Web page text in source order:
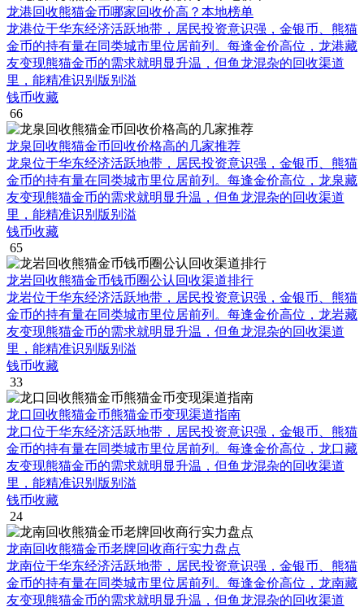
龙港回收熊猫金币哪家回收价高？本地榜单
龙港位于华东经济活跃地带，居民投资意识强，金银币、熊猫
金币的持有量在同类城市里位居前列。每逢金价高位，龙港藏
友变现熊猫金币的需求就明显升温，但鱼龙混杂的回收渠道
里，能精准识别版别溢
钱币收藏
66
龙泉回收熊猫金币回收价格高的几家推荐
龙泉位于华东经济活跃地带，居民投资意识强，金银币、熊猫
金币的持有量在同类城市里位居前列。每逢金价高位，龙泉藏
友变现熊猫金币的需求就明显升温，但鱼龙混杂的回收渠道
里，能精准识别版别溢
钱币收藏
65
龙岩回收熊猫金币钱币圈公认回收渠道排行
龙岩位于华东经济活跃地带，居民投资意识强，金银币、熊猫
金币的持有量在同类城市里位居前列。每逢金价高位，龙岩藏
友变现熊猫金币的需求就明显升温，但鱼龙混杂的回收渠道
里，能精准识别版别溢
钱币收藏
33
龙口回收熊猫金币熊猫金币变现渠道指南
龙口位于华东经济活跃地带，居民投资意识强，金银币、熊猫
金币的持有量在同类城市里位居前列。每逢金价高位，龙口藏
友变现熊猫金币的需求就明显升温，但鱼龙混杂的回收渠道
里，能精准识别版别溢
钱币收藏
24
龙南回收熊猫金币老牌回收商行实力盘点
龙南位于华东经济活跃地带，居民投资意识强，金银币、熊猫
金币的持有量在同类城市里位居前列。每逢金价高位，龙南藏
友变现熊猫金币的需求就明显升温，但鱼龙混杂的回收渠道